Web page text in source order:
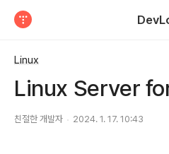
Linux
Linux Server
친절한 개발자 2024. 1. 17. 10:43